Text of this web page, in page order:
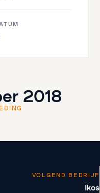
2018
VOLGEND BEDRIJF
Ikos